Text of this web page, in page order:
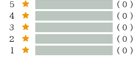
5
( 0 )
4
( 0 )
3
( 0 )
2
( 0 )
1
( 0 )